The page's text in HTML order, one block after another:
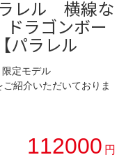
ラレル 横線な
ドラゴンボー
パラレル
定モデル
紹介いただいておりま
112000 円